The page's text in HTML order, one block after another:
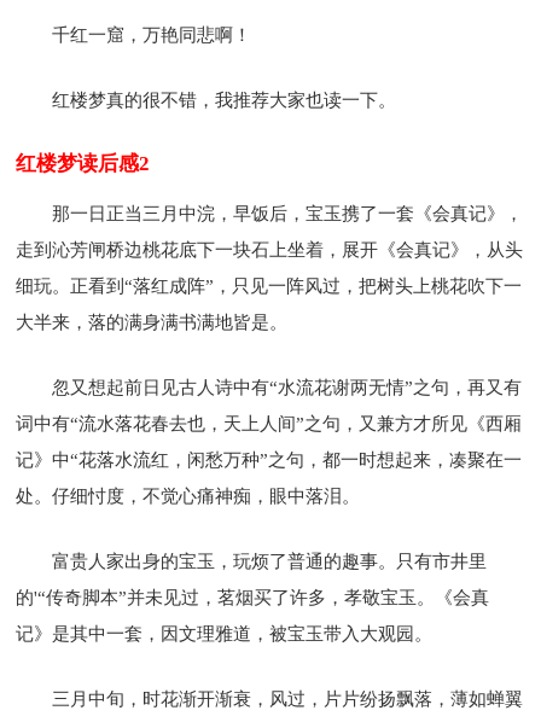
千红一窟，万艳同悲啊！
红楼梦真的很不错，我推荐大家也读一下。
红楼梦读后感2
那一日正当三月中浣，早饭后，宝玉携了一套《会真记》，
走到沁芳闸桥边桃花底下一块石上坐着，展开《会真记》，从头
细玩。正看到“落红成阵”，只见一阵风过，把树头上桃花吹下一
大半来，落的满身满书满地皆是。
忽又想起前日见古人诗中有“水流花谢两无情”之句，再又有
词中有“流水落花春去也，天上人间”之句，又兼方才所见《西厢
记》中“花落水流红，闲愁万种”之句，都一时想起来，凑聚在一
处。仔细忖度，不觉心痛神痴，眼中落泪。
富贵人家出身的宝玉，玩烦了普通的趣事。只有市井里
的'“传奇脚本”并未见过，茗烟买了许多，孝敬宝玉。《会真
记》是其中一套，因文理雅道，被宝玉带入大观园。
三月中旬，时花渐开渐衰，风过，片片纷扬飘落，薄如蝉翼